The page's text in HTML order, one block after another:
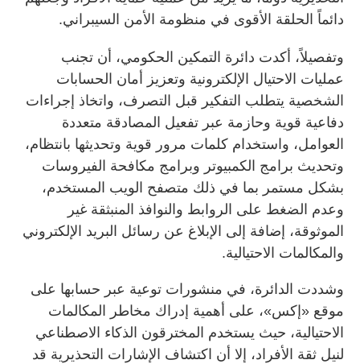
دائماً الحلقة الأقوى في منظومة الأمن السيبراني.
وتفصيلاً، أكدت دائرة التمكين الحكومي، أن تجنب
عمليات الاحتيال الإلكترونية وتعزيز أمان الحسابات
الشخصية يتطلب التفكير قبل التصرف، واتخاذ إجراءات
دفاعية قوية وحازمة عبر تفعيل المصادقة متعددة
العوامل، واستخدام كلمات مرور قوية وتحديثها بانتظام،
وتحديث برامج الكمبيوتر وبرامج مكافحة الفيروسات
بشكل مستمر بما في ذلك متصفح الويب المستخدم،
وعدم الضغط على الروابط والنوافذ المنبثقة غير
الموثوقة، إضافة إلى الإبلاغ عن رسائل البريد الإلكتروني
والمكالمات الاحتيالية.
وشددت الدائرة، في منشورات توعية عبر حسابها على
موقع «إكس»، على أهمية إدراك مخاطر المكالمات
الاحتيالية، حيث يستخدم المخترقون الذكاء الاصطناعي
لنيل ثقة الأفراد، إلا أن اكتشاف الإشارات التحذيرية قد